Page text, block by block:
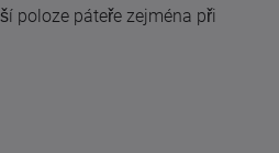
poloze páteře zejména při